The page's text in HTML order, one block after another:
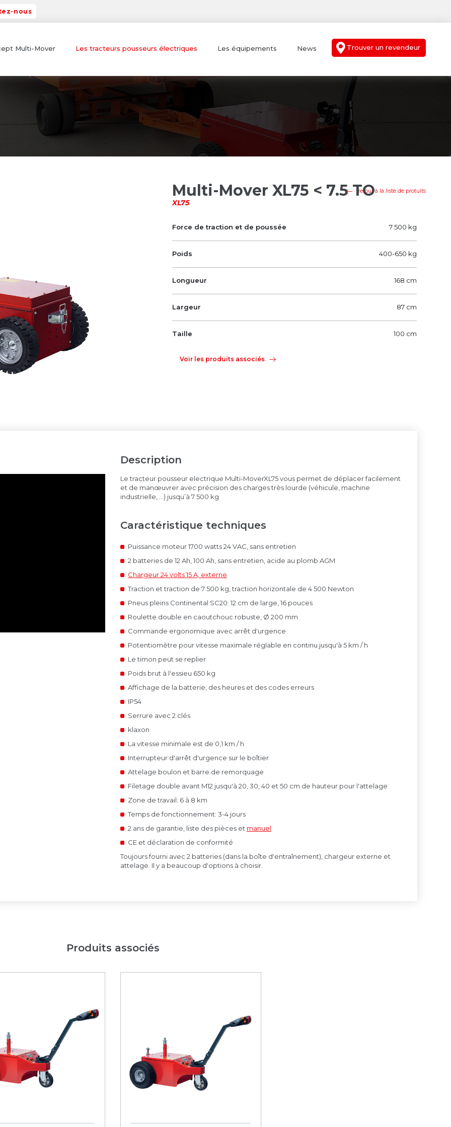
nous
Multi-Mover Les tracteurs pousseurs électriques Les équipements News Trouver un revendeur
Retour à la liste de protuits
Multi-Mover XL75 < 7.5 TO
XL75
Force de traction et de poussée 7 500 kg
Poids 400-650 kg
Longueur 168 cm
Largeur 87 cm
Taille 100 cm
Voir les produits associés
Description
Le tracteur pousseur electrique Multi-MoverXL75 vous permet de déplacer facilement
et de manœuvrer avec précision des charges très lourde (véhicule, machine
industrielle, ...) jusqu’à 7 500 kg
Caractéristique techniques
Puissance moteur 1700 watts 24 VAC, sans entretien
2 batteries de 12 Ah, 100 Ah, sans entretien, acide au plomb AGM
Chargeur 24 volts 15 A, externe
Traction et traction de 7 500 kg, traction horizontale de 4 500 Newton
Pneus pleins Continental SC20: 12 cm de large, 16 pouces
Roulette double en caoutchouc robuste, Ø 200 mm
Commande ergonomique avec arrêt d'urgence
Potentiomètre pour vitesse maximale réglable en continu jusqu'à 5 km / h
Le timon peut se replier
Poids brut à l'essieu 650 kg
Affichage de la batterie, des heures et des codes erreurs
IP54
Serrure avec 2 clés
klaxon
La vitesse minimale est de 0,1 km / h
Interrupteur d'arrêt d'urgence sur le boîtier
Attelage boulon et barre de remorquage
Filetage double avant M12 jusqu'à 20, 30, 40 et 50 cm de hauteur pour l'attelage
Zone de travail: 6 à 8 km
Temps de fonctionnement: 3-4 jours
2 ans de garantie, liste des pièces et manuel
CE et déclaration de conformité
Toujours fourni avec 2 batteries (dans la boîte d'entraînement), chargeur externe et
attelage. Il y a beaucoup d'options à choisir.
Produits associés